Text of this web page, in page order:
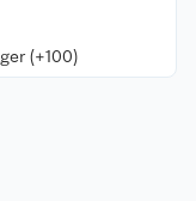
(+100)